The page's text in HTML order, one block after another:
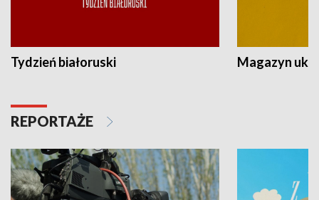
Tydzień białoruski Magazyn
REPORTAŻE